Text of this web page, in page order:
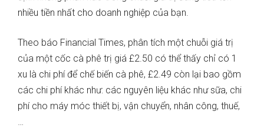
nhiều tiền nhất cho doanh nghiệp của bạn.
Theo báo Financial Times, phân tích một chuỗi giá trị
của một cốc cà phê trị giá £2.50 có thể thấy chỉ có 1
xu là chi phí để chế biến cà phê, £2.49 còn lại bao gồm
các chi phí khác như: các nguyên liệu khác như sữa, chi
phí cho máy móc thiết bị, vận chuyển, nhân công, thuế,
…